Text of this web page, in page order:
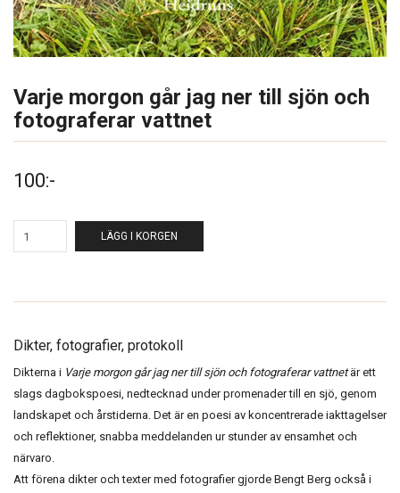
Varje morgon går jag ner till sjön och
fotograferar vattnet
100:-
LÄGG I KORGEN
Dikter, fotografier, protokoll
Dikterna i Varje morgon går jag ner till sjön och fotograferar vattnet är ett
slags dagbokspoesi, nedtecknad under promenader till en sjö, genom
landskapet och årstiderna. Det är en poesi av koncentrerade iakttagelser
och reflektioner, snabba meddelanden ur stunder av ensamhet och
närvaro.
Att förena dikter och texter med fotografier gjorde Bengt Berg också i